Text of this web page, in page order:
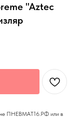
"Aztec
ПНЕВМАТ16.РФ или в